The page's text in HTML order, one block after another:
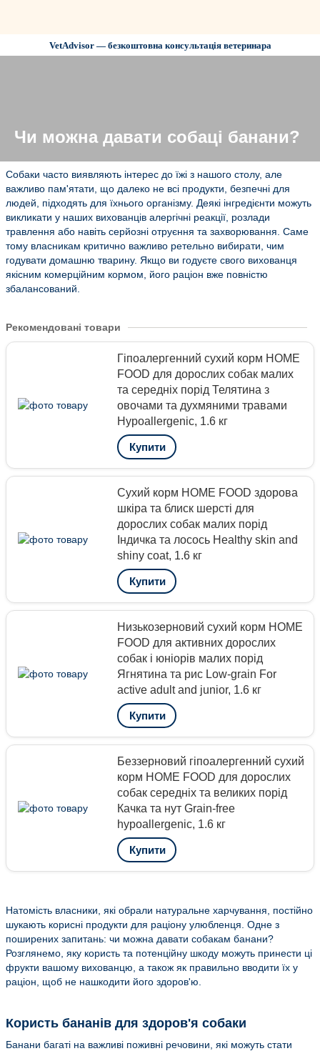
VetAdvisor — безкоштовна консультація ветеринара
Чи можна давати собаці банани?
Собаки часто виявляють інтерес до їжі з нашого столу, але
важливо пам'ятати, що далеко не всі продукти, безпечні для
людей, підходять для їхнього організму. Деякі інгредієнти можуть
викликати у наших вихованців алергічні реакції, розлади
травлення або навіть серйозні отруєння та захворювання. Саме
тому власникам критично важливо ретельно вибирати, чим
годувати домашню тварину. Якщо ви годуєте свого вихованця
якісним комерційним кормом, його раціон вже повністю
збалансований.
Рекомендовані товари
Гіпоалергенний сухий корм HOME
FOOD для дорослих собак малих
та середніх порід Телятина з
овочами та духмяними травами
Hypoallergenic, 1.6 кг
Купити
Сухий корм HOME FOOD здорова
шкіра та блиск шерсті для
дорослих собак малих порід
Індичка та лосось Healthy skin and
shiny coat, 1.6 кг
Купити
Низькозерновий сухий корм HOME
FOOD для активних дорослих
собак і юніорів малих порід
Ягнятина та рис Low-grain For
active adult and junior, 1.6 кг
Купити
Беззерновий гіпоалергенний сухий
корм HOME FOOD для дорослих
собак середніх та великих порід
Качка та нут Grain-free
hypoallergenic, 1.6 кг
Купити
Натомість власники, які обрали натуральне харчування, постійно
шукають корисні продукти для раціону улюбленця. Одне з
поширених запитань: чи можна давати собакам банани?
Розглянемо, яку користь та потенційну шкоду можуть принести ці
фрукти вашому вихованцю, а також як правильно вводити їх у
раціон, щоб не нашкодити його здоров'ю.
Користь бананів для здоров'я собаки
Банани багаті на важливі поживні речовини, які можуть стати